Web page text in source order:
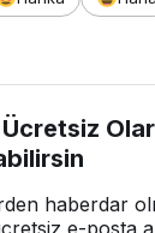
haberdar
e-posta